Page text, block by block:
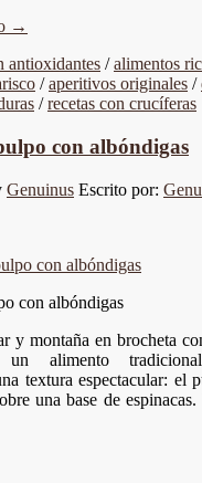
→
antioxidantes /alimentos
/aperitivos originales /
/recetas con crucíferas
con albóndigas
Genuinus Escrito por:
con albóndigas
y montaña en brocheta
alimento
textura espectacular: el
una base de